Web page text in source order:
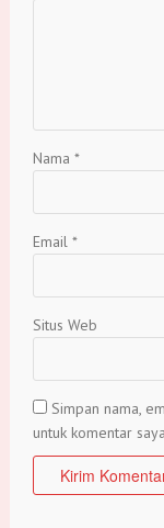
Nama *
Email *
Situs Web
Simpan nama,
untuk komentar